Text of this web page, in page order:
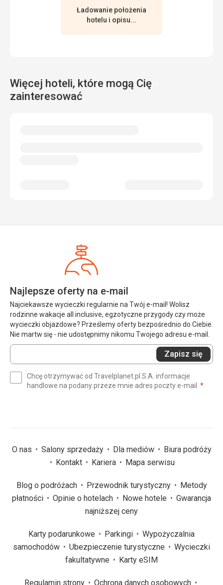
Ładowanie położenia
hotelu i opisu...
Więcej hoteli, które mogą Cię
zainteresować
Najlepsze oferty na e-mail
Najciekawsze wycieczki regularnie na Twój e-mail! Wolisz
rodzinne wakacje all inclusive, egzotyczne przygody czy może
wycieczki objazdowe? Prześlemy oferty bezpośrednio do Ciebie.
Nie martw się - nie udostępnimy nikomu Twojego adresu e-mail.
Wprowadź
swój
(wymagane)
Zapisz się
Chcę otrzymywać od Travelplanet.pl S.A. informacje
handlowe na podany przeze mnie adres poczty e-mail. *
O nas Salony sprzedaży Dla mediów
Biura podróży
Kontakt
Kariera Mapa serwisu
Blog o podróżach Przewodnik turystyczny
Metody
płatności
Opinie o hotelach Nowe hotele
Gwarancja
najniższej ceny
Karty podarunkowe Parkingi
Wypożyczalnia
samochodów
Ubezpieczenie turystyczne
Wycieczki
fakultatywne
Karty eSIM
Regulamin strony
Ochrona danych osobowych